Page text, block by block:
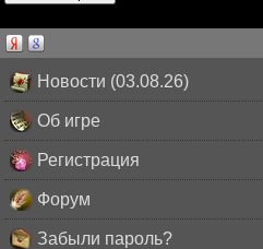
Новости (03.08.26)
Об игре
Регистрация
Форум
Забыли пароль?